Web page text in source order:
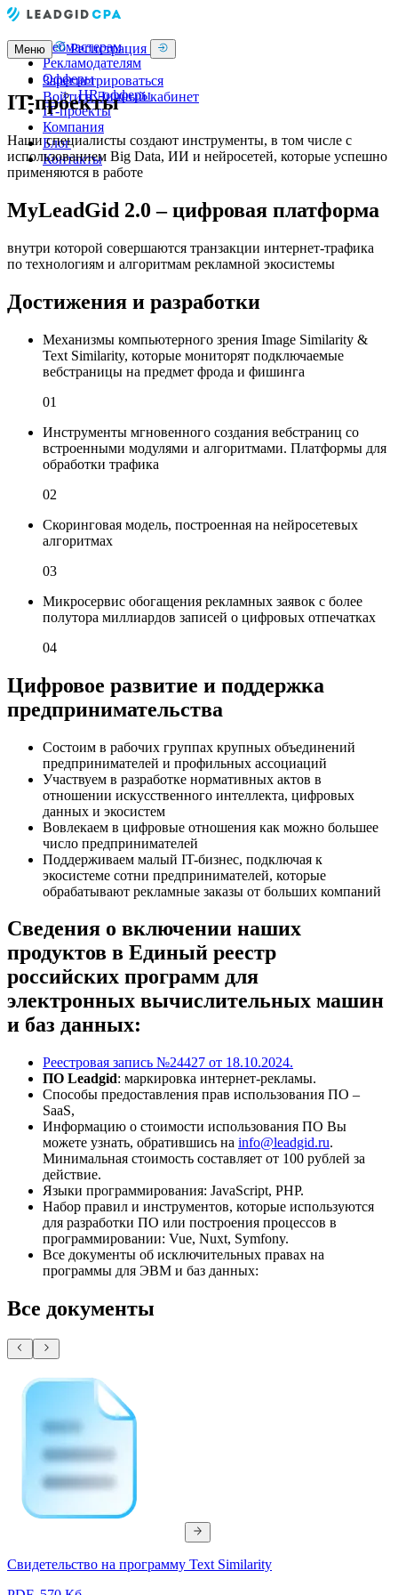
Вебмастерам
Рекламодателям
Офферы
HR-офферы
IT-проекты
Компания
Блог
Контакты
Меню Регистрация
Зарегистрироваться
Войти в Личный кабинет
IT-проекты
Наши специалисты создают инструменты, в том числе с
использованием Big Data, ИИ и нейросетей, которые успешно
применяются в работе
MyLeadGid 2.0 – цифровая платформа
внутри которой совершаются транзакции интернет-трафика
по технологиям и алгоритмам рекламной экосистемы
Достижения и разработки
Механизмы компьютерного зрения Image Similarity &
Text Similarity, которые мониторят подключаемые
вебстраницы на предмет фрода и фишинга
01
Инструменты мгновенного создания вебстраниц со
встроенными модулями и алгоритмами. Платформы для
обработки трафика
02
Скоринговая модель, построенная на нейросетевых
алгоритмах
03
Микросервис обогащения рекламных заявок с более
полутора миллиардов записей о цифровых отпечатках
04
Цифровое развитие и поддержка
предпринимательства
Состоим в рабочих группах крупных объединений
предпринимателей и профильных ассоциаций
Участвуем в разработке нормативных актов в
отношении искусственного интеллекта, цифровых
данных и экосистем
Вовлекаем в цифровые отношения как можно большее
число предпринимателей
Поддерживаем малый IT-бизнес, подключая к
экосистеме сотни предпринимателей, которые
обрабатывают рекламные заказы от больших компаний
Сведения о включении наших
продуктов в Единый реестр
российских программ для
электронных вычислительных машин
и баз данных:
Реестровая запись №24427 от 18.10.2024.
ПО Leadgid: маркировка интернет-рекламы.
Способы предоставления прав использования ПО –
SaaS,
Информацию о стоимости использования ПО Вы
можете узнать, обратившись на info@leadgid.ru.
Минимальная стоимость составляет от 100 рублей за
действие.
Языки программирования: JavaScript, PHP.
Набор правил и инструментов, которые используются
для разработки ПО или построения процессов в
программировании: Vue, Nuxt, Symfony.
Все документы об исключительных правах на
программы для ЭВМ и баз данных:
Все документы
Свидетельство на программу Text Similarity